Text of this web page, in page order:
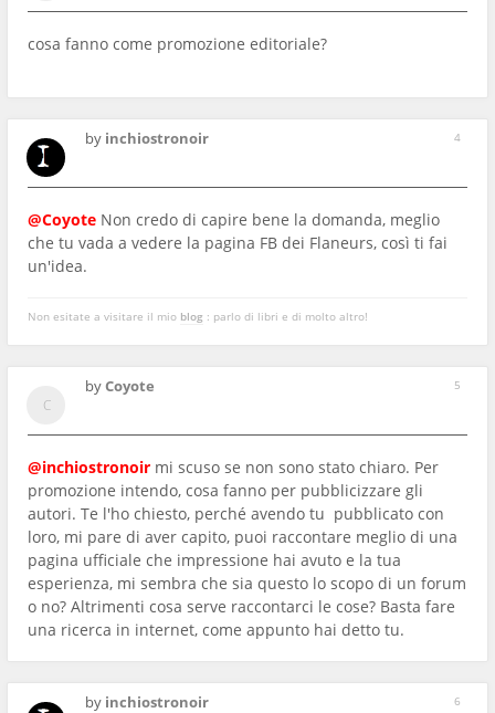
cosa fanno come promozione editoriale?
4
by inchiostronoir
@Coyote Non credo di capire bene la domanda, meglio
che tu vada a vedere la pagina FB dei Flaneurs, così ti fai
un'idea.
Non esitate a visitare il mio blog : parlo di libri e di molto altro!
5
byCoyote
@inchiostronoir mi scuso se non sono stato chiaro. Per
promozione intendo, cosa fanno per pubblicizzare gli
autori. Te l'ho chiesto, perché avendo tu pubblicato con
loro, mi pare di aver capito, puoi raccontare meglio di una
pagina ufficiale che impressione hai avuto e la tua
esperienza, mi sembra che sia questo lo scopo di un forum
o no? Altrimenti cosa serve raccontarci le cose? Basta fare
una ricerca in internet, come appunto hai detto tu.
6
by inchiostronoir